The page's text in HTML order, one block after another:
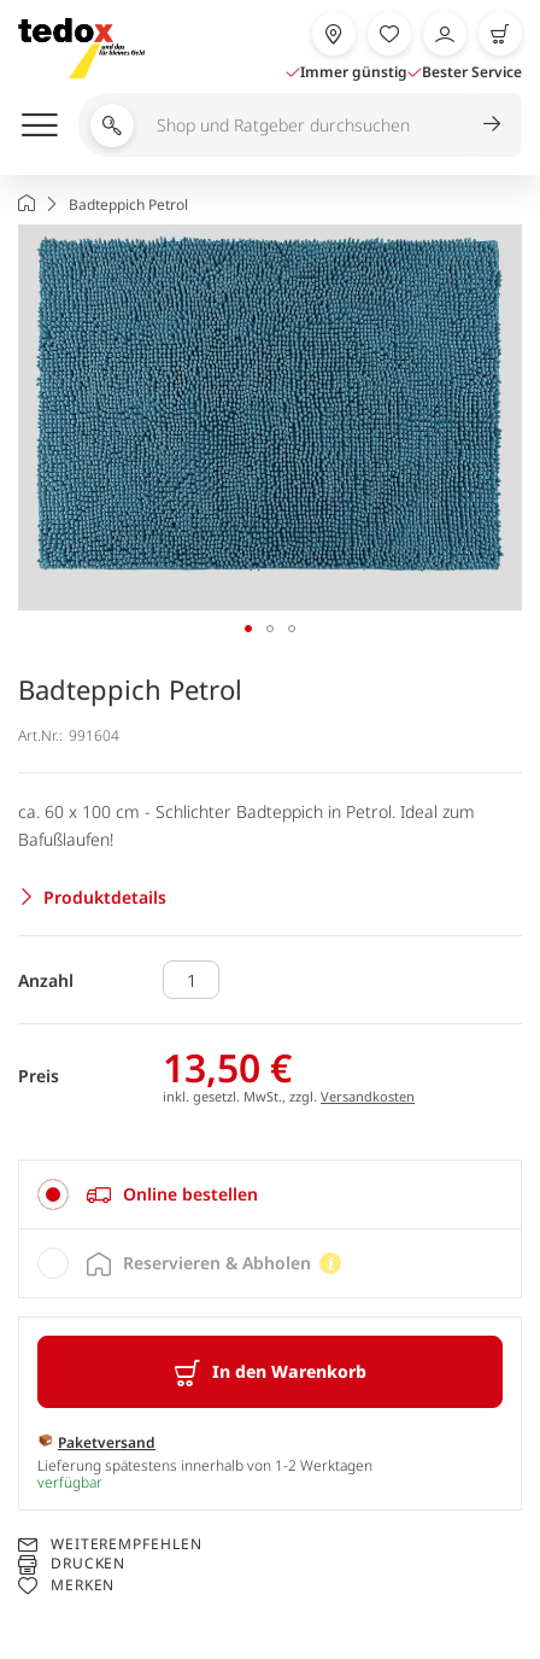
Inhalt
springen
Immer günstig Bester Service
Shop
durchsuchen
StartseiteBadteppich Petrol
Badteppich Petrol
Art.Nr.: 991604
ca. 60 x 100 cm - Schlichter Badteppich in Petrol. Ideal zum
Bafußlaufen!
Produktdetails
Anzahl
Preis 13,50 €
inkl. gesetzl. MwSt., zzgl. Versandkosten
Online bestellen
In den Warenkorb
Paketversand
Lieferung spätestens innerhalb von 1-2 Werktagen
verfügbar
Reservieren & Abholen
WEITEREMPFEHLEN
DRUCKEN
MERKEN